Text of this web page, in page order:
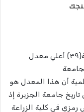
أحرز الطالب:صالح محمد طه صالح الدفعة(٣٩) أعلي معدل
بجامعة
أن هذا المعدل هو
تاريخ جامعة الجزيرة إذ
رمزي في كلية الزراعة